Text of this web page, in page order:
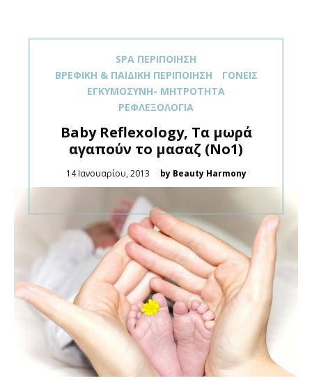
SPA ΠΕΡΙΠΟΊΗΣΗ
ΒΡΕΦΙΚΉ & ΠΑΙΔΙΚΉ ΠΕΡΙΠΟΊΗΣΗ
ΓΟΝΕΊΣ
ΕΓΚΥΜΟΣΎΝΗ- ΜΗΤΡΌΤΗΤΑ
ΡΕΦΛΕΞΟΛΟΓΊΑ
Βaby Reflexology, Τα μωρά
αγαπούν το μασαζ (Νο1)
Posted
14 Ιανουαρίου, 2013 by Beauty Harmony